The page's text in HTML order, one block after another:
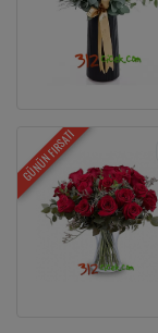
GÜNÜN FIRSATI